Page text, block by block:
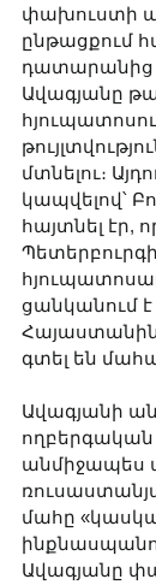
փախուստի
ընթացքում
Ավագյանը
մտնելու։
կապվելով՝
հայտնել էր,
ցանկանում
գտել են
Ավագյանի
անմիջապես
մահը
Ավագյանը